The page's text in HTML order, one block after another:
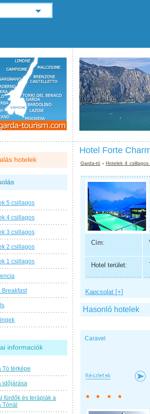
Hotel Forte
Garda-tó ›Hotelek 4 csillagos
Cím:
Hotel terület:
Kapcsolat [+]
Hasonló hotelek
Caravel
hotelek
5 csillagos
4 csillagos
3 csillagos
2 csillagos
1 csillagos
Breakfast
informaciók
Tó térképe
időjárása
fürdők és terápiák a
Tónál